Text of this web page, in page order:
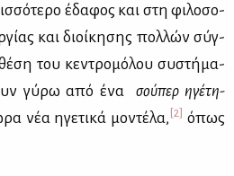
έδα­φος και στη φι­λο­σο­
και διοί­κη­σης πολ­λών σύγ­
του κε­ντρο­μό­λου συ­στή­μα­
γύ­ρω από ένα σού­περ ηγέ­τη-
νέα ηγε­τι­κά μο­ντέ­λα, [2] όπως